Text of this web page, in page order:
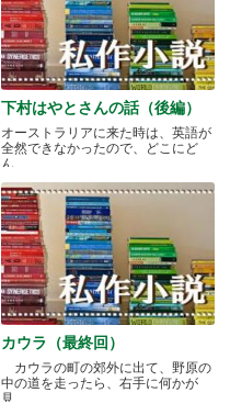
下村はやとさんの話（後編）
オーストラリアに来た時は、英語が
全然できなかったので、どこにど
ん.....
カウラ（最終回）
カウラの町の郊外に出て、野原の
中の道を走ったら、右手に何かが
見.....